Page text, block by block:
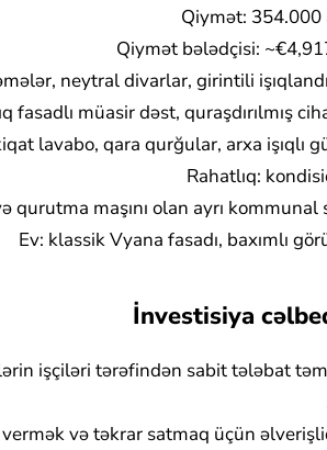
Qiymət: 354.000
Qiymət bələdçisi:
neytral divarlar, girintili
fasadlı müasir dəst, quraşdırılmış
lavabo, qara qurğular, arxa işıqlı
Rahatlıq:
qurutma maşını olan ayrı kommunal
Ev: klassik Vyana fasadı, baxımlı
İnvestisiya
işçiləri tərəfindən sabit tələbat